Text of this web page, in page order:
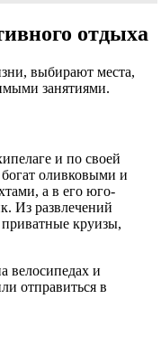
отдыха
выбирают места,
занятиями.
и по своей
оливковыми и
а в его юго-
Из развлечений
круизы,
отправиться в